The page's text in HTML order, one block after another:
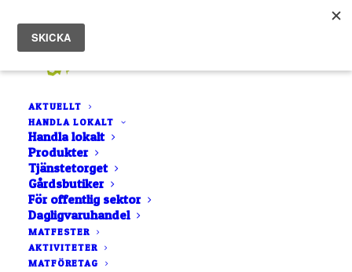
AKTUELLT
HANDLA LOKALT
Handla lokalt
Produkter
Tjänstetorget
Gårdsbutiker
För offentlig sektor
Dagligvaruhandel
MATFESTER
AKTIVITETER
MATFÖRETAG
Välkommen till tre nya
medlemmar!
3 MARS, 2020